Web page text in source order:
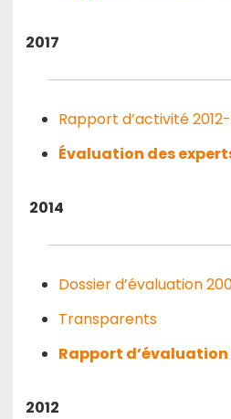
2017
Rapport d’activité
Évaluation des
2014
Dossier d’évaluation
Transparents
Rapport
2012